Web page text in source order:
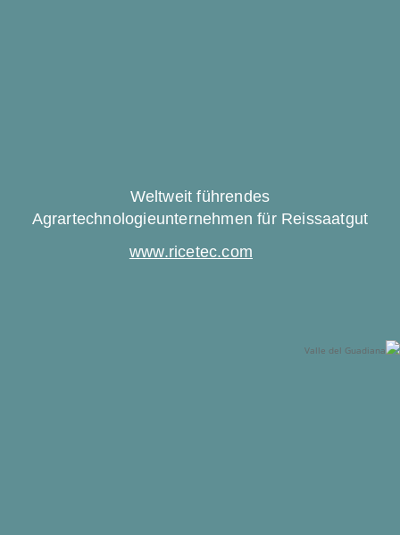
Weltweit führendes
Agrartechnologieunternehmen für Reissaatgut
www.ricetec.com